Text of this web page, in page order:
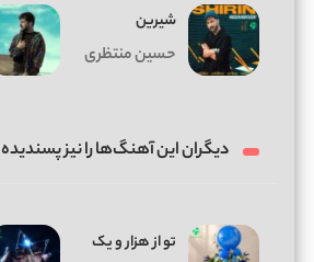
شیرین
حسین منتظری
دیگران این آهنگ‌ها را نیز
تو از هزار و یک